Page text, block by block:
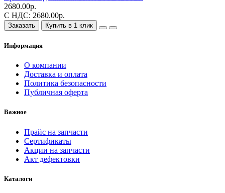
2680.00р.
С НДС: 2680.00р.
Заказать Купить в 1 клик
Информация
О компании
Доставка и оплата
Политика безопасности
Публичная оферта
Важное
Прайс на запчасти
Сертификаты
Акции на запчасти
Акт дефектовки
Каталоги